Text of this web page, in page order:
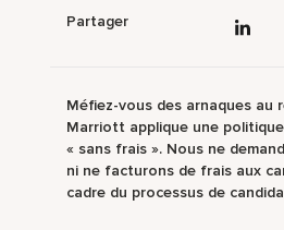
Partager
Méfiez-vous des arnaques au
Marriott applique une
« sans frais ». Nous ne
ni ne facturons de frais aux
cadre du processus de